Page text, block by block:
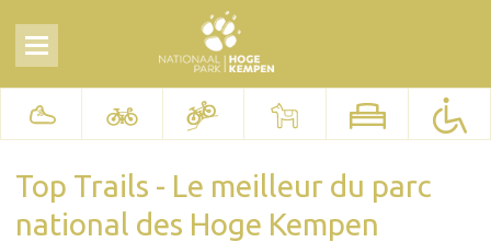
Top Trails - Le meilleur du parc
national des Hoge Kempen